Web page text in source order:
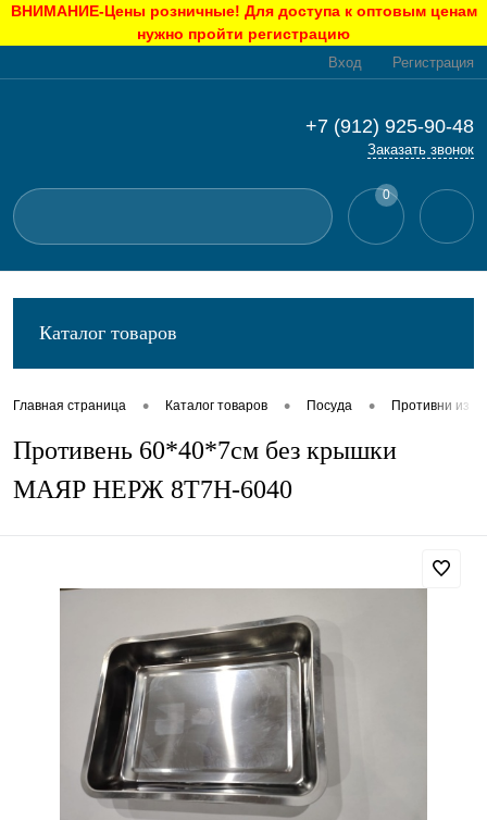
ВНИМАНИЕ-Цены розничные! Для доступа к оптовым ценам
нужно пройти регистрацию
Вход Регистрация
+7 (912) 925-90-48
Заказать звонок
0
Каталог товаров
Главная страница • Каталог товаров • Посуда • Противни из
Противень 60*40*7см без крышки
МАЯР НЕРЖ 8T7H-6040